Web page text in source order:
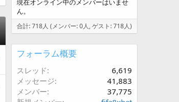
現在オンライン中のメンバーはいませ
ん。
合計: 718人 (メンバー: 0人, ゲスト: 718人)
フォーラム概要
スレッド
6,619
メッセージ
41,883
メンバー
37,775